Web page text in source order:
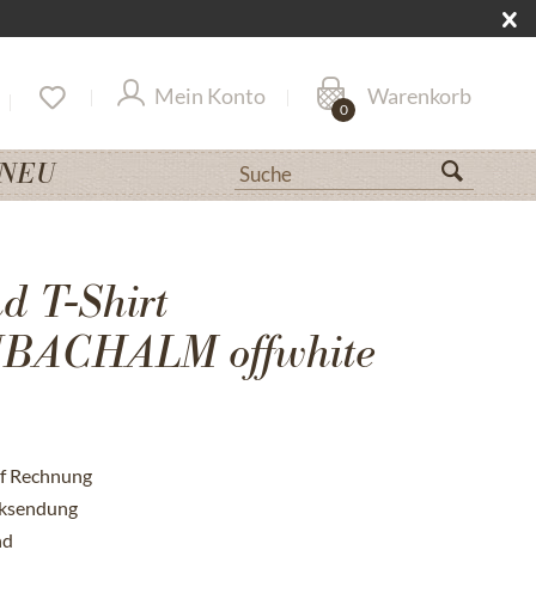
Mein Konto Warenkorb
0
T-Shirt
offwhite
Rechnung